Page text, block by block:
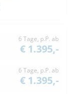
6 Tage, p.P. ab
€ 1.395,-
6 Tage, p.P. ab
€ 1.395,-